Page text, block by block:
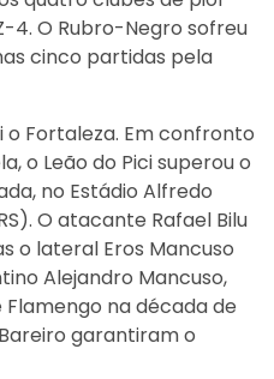
4. O Rubro-Negro sofreu
cinco partidas pela
Fortaleza. Em confronto
o Leão do Pici superou o
no Estádio Alfredo
O atacante Rafael Bilu
o lateral Eros Mancuso
Alejandro Mancuso,
na década de
garantiram o